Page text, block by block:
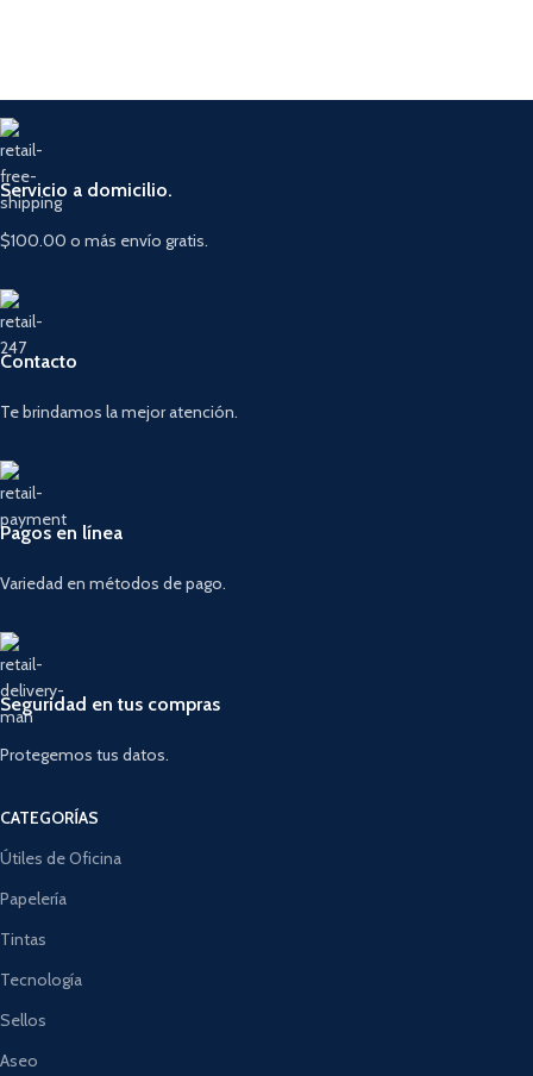
Servicio a domicilio.
$100.00 o más envío gratis.
Contacto
Te brindamos la mejor atención.
Pagos en línea
Variedad en métodos de pago.
Seguridad en tus compras
Protegemos tus datos.
CATEGORÍAS
Útiles de Oficina
Papelería
Tintas
Tecnología
Sellos
Aseo